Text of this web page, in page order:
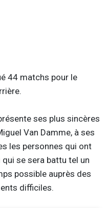
44 matchs pour le
ses plus sincères
Van Damme, à ses
les personnes qui ont
se sera battu tel un
possible auprès des
difficiles.